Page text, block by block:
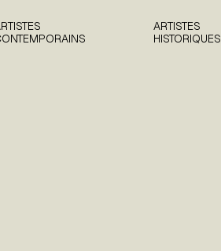
ARTISTES
HISTORIQUES